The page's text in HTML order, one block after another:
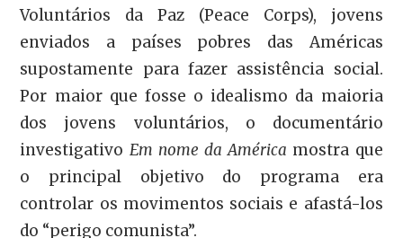
Voluntários da Paz (Peace Corps), jovens
enviados a países pobres das Américas
supostamente para fazer assistência social.
Por maior que fosse o idealismo da maioria
dos jovens voluntários, o documentário
investigativo Em nome da América mostra que
o principal objetivo do programa era
controlar os movimentos sociais e afastá-los
do “perigo comunista”.